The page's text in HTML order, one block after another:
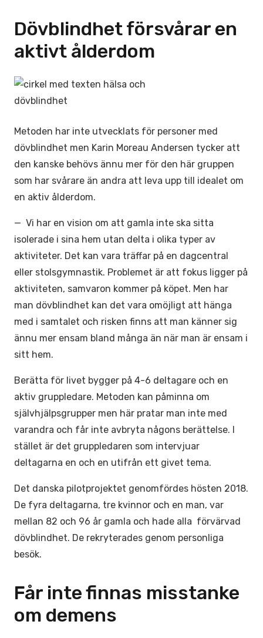
Dövblindhet försvårar en
aktivt ålderdom
Metoden har inte utvecklats för personer med
dövblindhet men Karin Moreau Andersen tycker att
den kanske behövs ännu mer för den här gruppen
som har svårare än andra att leva upp till idealet om
en aktiv ålderdom.
— Vi har en vision om att gamla inte ska sitta
isolerade i sina hem utan delta i olika typer av
aktiviteter. Det kan vara träffar på en dagcentral
eller stolsgymnastik. Problemet är att fokus ligger på
aktiviteten, samvaron kommer på köpet. Men har
man dövblindhet kan det vara omöjligt att hänga
med i samtalet och risken finns att man känner sig
ännu mer ensam bland många än när man är ensam i
sitt hem.
Berätta för livet bygger på 4-6 deltagare och en
aktiv gruppledare. Metoden kan påminna om
självhjälpsgrupper men här pratar man inte med
varandra och får inte avbryta någons berättelse. I
stället är det gruppledaren som intervjuar
deltagarna en och en utifrån ett givet tema.
Det danska pilotprojektet genomfördes hösten 2018.
De fyra deltagarna, tre kvinnor och en man, var
mellan 82 och 96 år gamla och hade alla förvärvad
dövblindhet. De rekryterades genom personliga
besök.
Får inte finnas misstanke
om demens